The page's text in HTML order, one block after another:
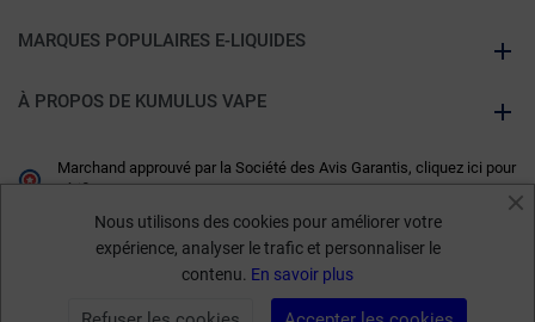
MARQUES POPULAIRES E-LIQUIDES
À PROPOS DE KUMULUS VAPE
Marchand approuvé par la Société des Avis Garantis, cliquez ici pour
vérifier.
Nous utilisons des cookies pour améliorer votre
expérience, analyser le trafic et personnaliser le
contenu. En savoir plus